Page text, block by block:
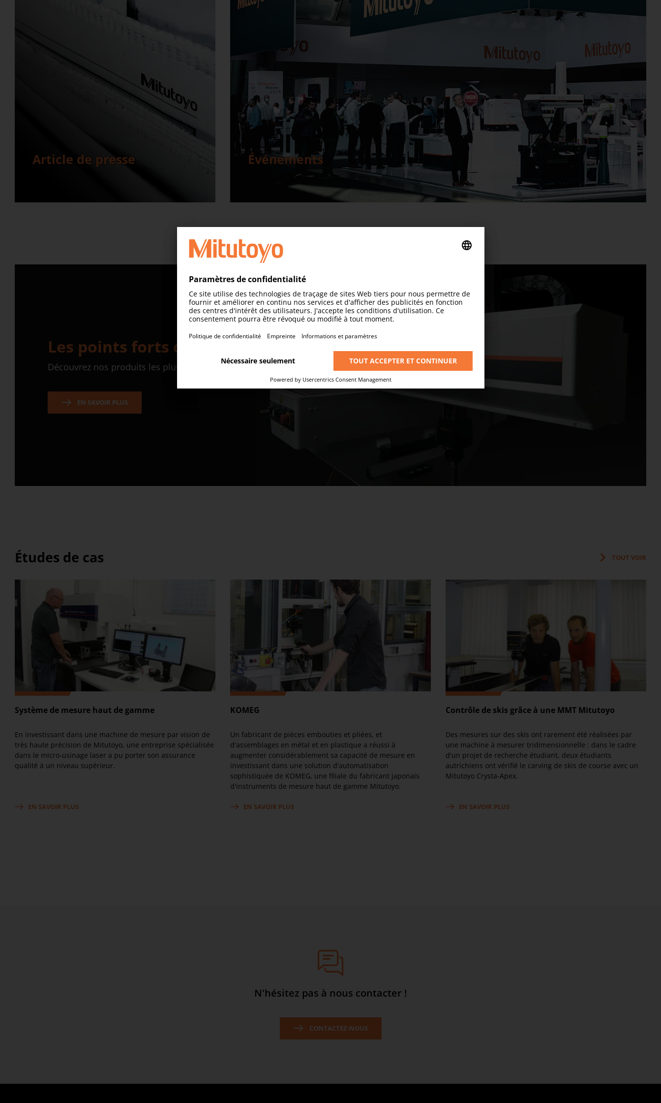
Article de presse Événements
Les points forts du produit
Découvrez nos produits les plus vendus
EN SAVOIR PLUS
Études de cas TOUT VOIR
Système de mesure haut de gamme
En investissant dans une machine de mesure par vision de
très haute précision de Mitutoyo, une entreprise spécialisée
dans le micro-usinage laser a pu porter son assurance
qualité à un niveau supérieur.
EN SAVOIR PLUS
KOMEG
Un fabricant de pièces embouties et pliées, et
d'assemblages en métal et en plastique a réussi à
augmenter considérablement sa capacité de mesure en
investissant dans une solution d'automatisation
sophistiquée de KOMEG, une filiale du fabricant japonais
d'instruments de mesure haut de gamme Mitutoyo.
EN SAVOIR PLUS
Contrôle de skis grâce à une MMT Mitutoyo
Des mesures sur des skis ont rarement été réalisées par
une machine à mesurer tridimensionnelle : dans le cadre
d'un projet de recherche étudiant, deux étudiants
autrichiens ont vérifié le carving de skis de course avec un
Mitutoyo Crysta-Apex.
EN SAVOIR PLUS
N'hésitez pas à nous contacter !
CONTACTEZ-NOUS